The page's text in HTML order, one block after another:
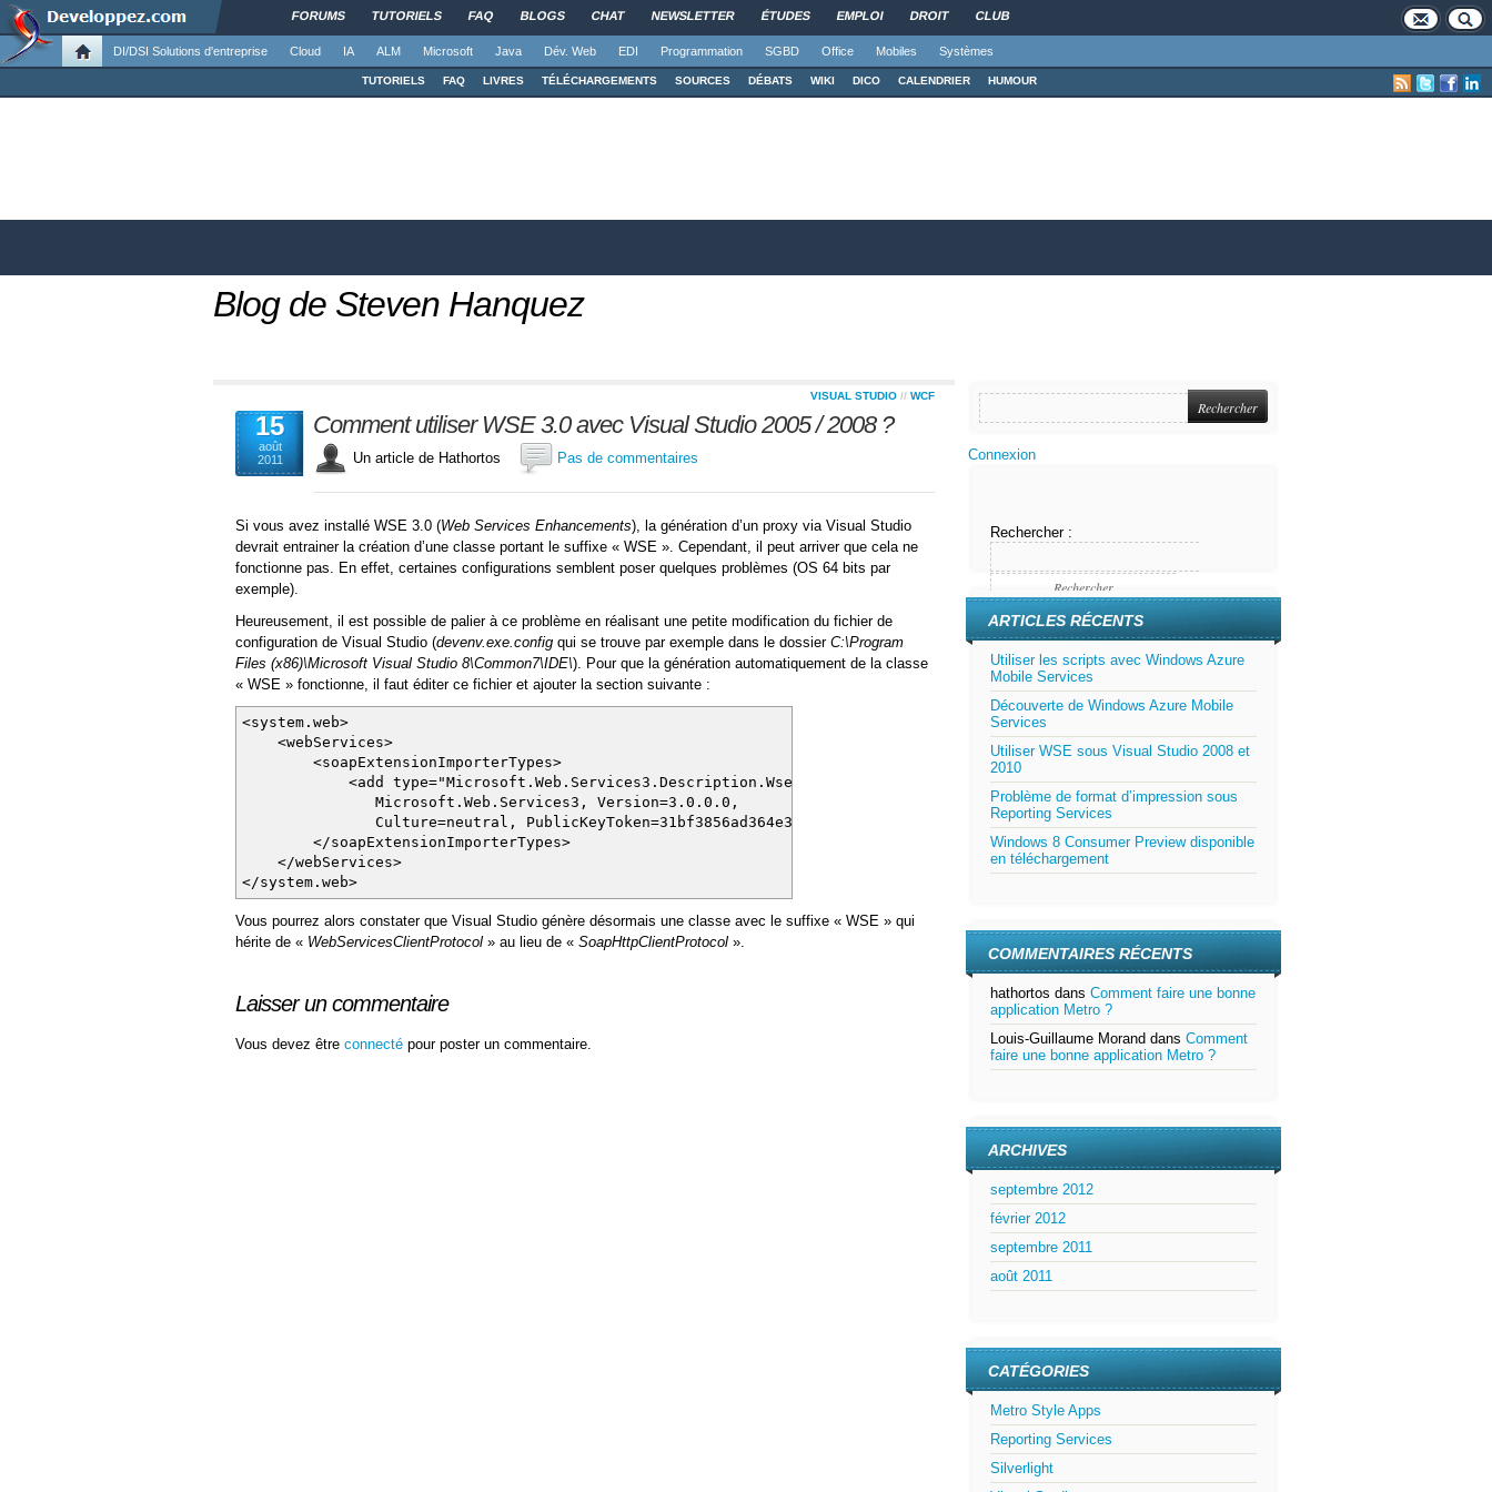
FORUMS TUTORIELS FAQ BLOGS CHAT NEWSLETTER ÉTUDES EMPLOI DROIT CLUB
DI/DSI Solutions d'entreprise Cloud IA ALM Microsoft Java Dév. Web EDI Programmation SGBD Office Mobiles Systèmes
TUTORIELS FAQ LIVRES TÉLÉCHARGEMENTS SOURCES DÉBATS WIKI DICO CALENDRIER HUMOUR
Blog de Steven Hanquez
15
août
2011
VISUAL STUDIO // WCF
Comment utiliser WSE 3.0 avec Visual Studio 2005 / 2008 ?
Un article de Hathortos Pas de commentaires
Si vous avez installé WSE 3.0 (Web Services Enhancements), la génération d’un proxy via Visual Studio
devrait entrainer la création d’une classe portant le suffixe « WSE ». Cependant, il peut arriver que cela ne
fonctionne pas. En effet, certaines configurations semblent poser quelques problèmes (OS 64 bits par
exemple).
Heureusement, il est possible de palier à ce problème en réalisant une petite modification du fichier de
configuration de Visual Studio (devenv.exe.config qui se trouve par exemple dans le dossier C:\Program
Files (x86)\Microsoft Visual Studio 8\Common7\IDE\). Pour que la génération automatiquement de la classe
« WSE » fonctionne, il faut éditer ce fichier et ajouter la section suivante :
<system.web>
<webServices>
<soapExtensionImporterTypes>
<add type="Microsoft.Web.Services3.Description.WseExtensionImporter,
Microsoft.Web.Services3, Version=3.0.0.0,
Culture=neutral, PublicKeyToken=31bf3856ad364e35" />
</soapExtensionImporterTypes>
</webServices>
</system.web>
Vous pourrez alors constater que Visual Studio génère désormais une classe avec le suffixe « WSE » qui
hérite de « WebServicesClientProtocol » au lieu de « SoapHttpClientProtocol ».
Laisser un commentaire
Vous devez être connecté pour poster un commentaire.
Connexion
Rechercher :
ARTICLES RÉCENTS
Utiliser les scripts avec Windows Azure
Mobile Services
Découverte de Windows Azure Mobile
Services
Utiliser WSE sous Visual Studio 2008 et
2010
Problème de format d’impression sous
Reporting Services
Windows 8 Consumer Preview disponible
en téléchargement
COMMENTAIRES RÉCENTS
hathortos dans Comment faire une bonne
application Metro ?
Louis-Guillaume Morand dans Comment
faire une bonne application Metro ?
ARCHIVES
septembre 2012
février 2012
septembre 2011
août 2011
CATÉGORIES
Metro Style Apps
Reporting Services
Silverlight